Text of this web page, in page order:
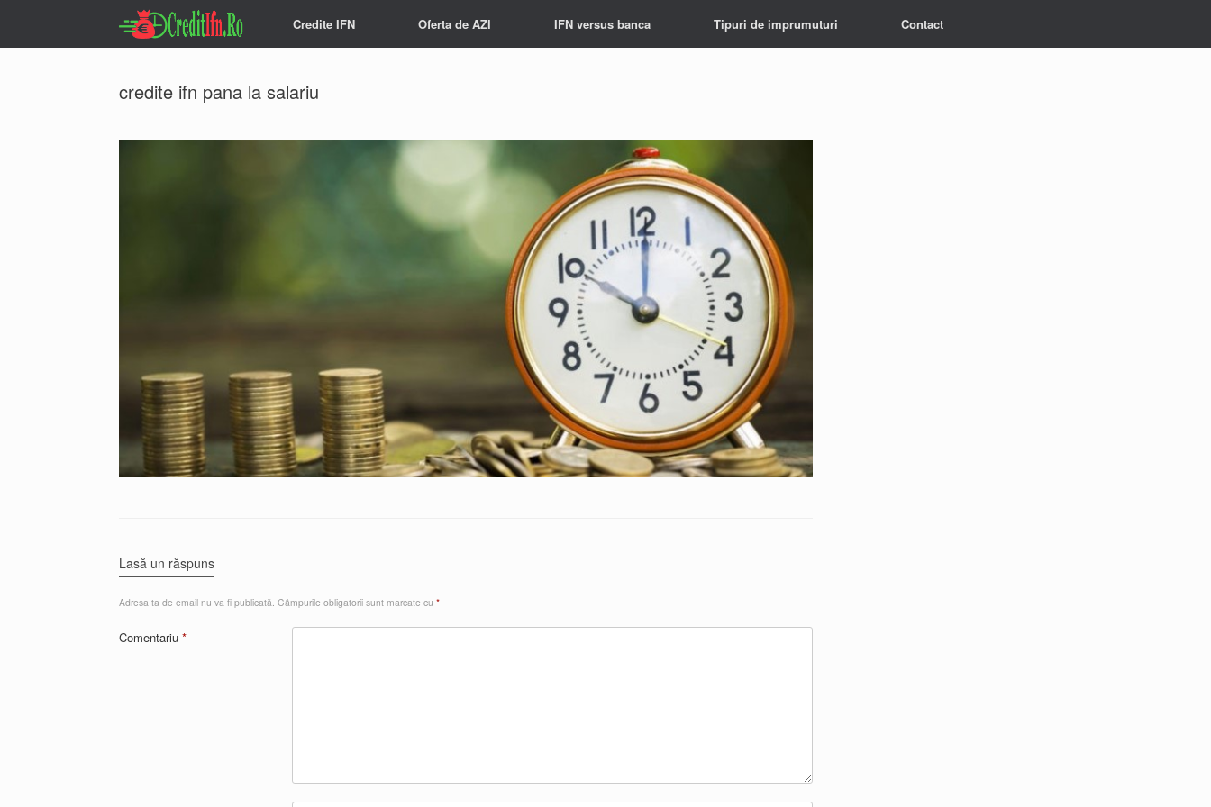
Credite IFN Oferta de AZI IFN versus banca Tipuri de imprumuturi Contact
credite ifn pana la salariu
Lasă un răspuns
Adresa ta de email nu va fi publicată. Câmpurile obligatorii sunt marcate cu *
Comentariu *